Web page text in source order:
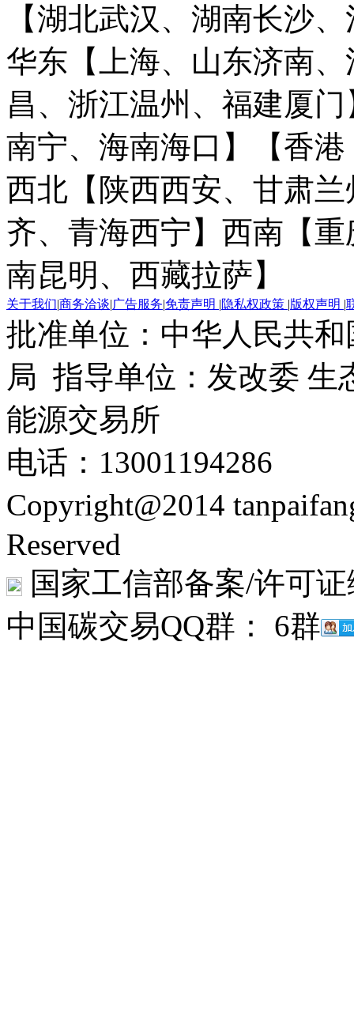
【湖北武汉、湖南长沙
华东【上海、山东济南
昌、浙江温州、福建厦门
南宁、海南海口】
【香
西北【陕西西安、甘肃
齐、青海西宁】 西南【
南昆明、西藏拉萨】
关于我们|商务洽谈|广告服务|免责声明 |隐私权政策 |版权声明 |
批准单位：中华人民共
局 指导单位：发改委 生
能源交易所
电话：13001194286
Copyright@2014
Reserved
国家工信部备案/许可
中国碳交易QQ群： 6群